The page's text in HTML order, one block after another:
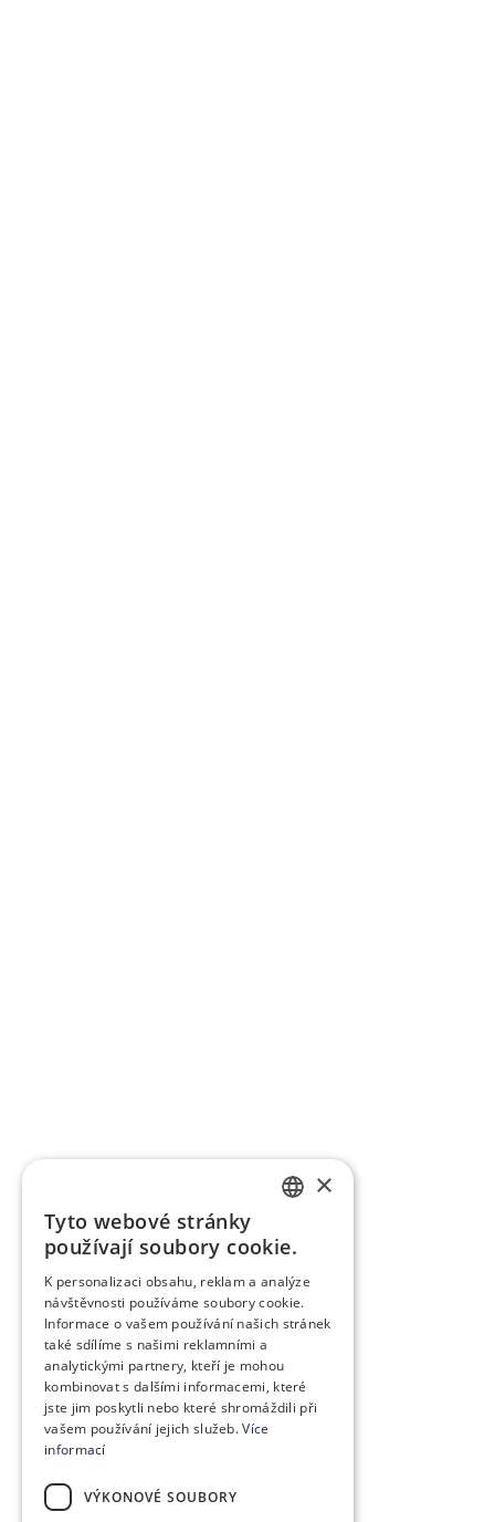
CZECH
POLISH
HUNGARIAN
×
Tyto webové stránky
používají soubory cookie.
K personalizaci obsahu, reklam a analýze
návštěvnosti používáme soubory cookie.
Informace o vašem používání našich stránek
také sdílíme s našimi reklamními a
analytickými partnery, kteří je mohou
kombinovat s dalšími informacemi, které
jste jim poskytli nebo které shromáždili při
vašem používání jejich služeb.Více
informací
VÝKONOVÉ SOUBORY